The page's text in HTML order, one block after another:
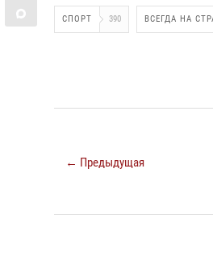
СПОРТ 390 ВСЕГДА НА
← Предыдущая